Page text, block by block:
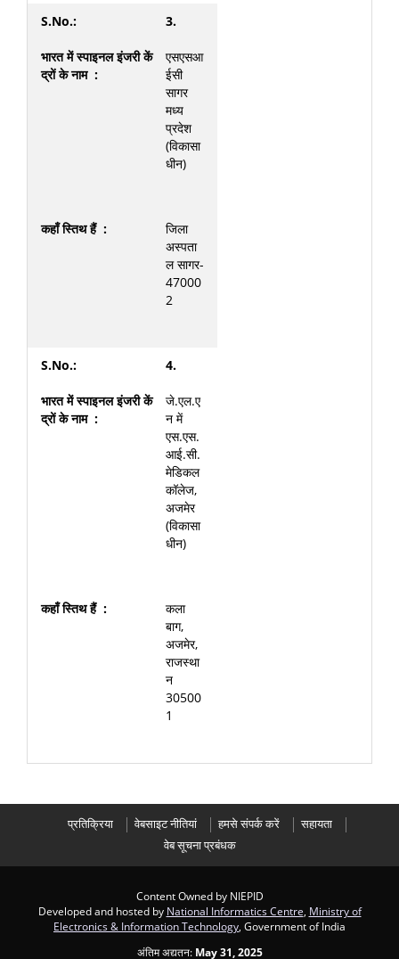
3.
एसएसआ
ईसी
सागर
मध्य
प्रदेश
(विकासा
धीन)
जिला
अस्पता
ल सागर-
47000
2
4.
जे.एल.ए
न में
एस.एस.
आई.सी.
मेडिकल
कॉलेज,
अजमेर
(विकासा
धीन)
कला
बाग,
अजमेर,
राजस्था
न
30500
1
प्रतिक्रिया वेबसाइट नीतियां हमसे संपर्क करें
सहायता
वेब सूचना प्रबंधक
Content Owned by NIEPID
Developed and hosted by National Informatics Centre Ministry of
Electronics & Information Technology , Government of India
अंतिम अद्यतन: May 31, 2025